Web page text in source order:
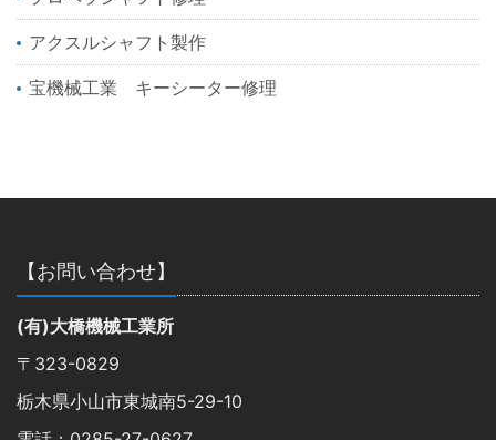
アクスルシャフト製作
宝機械工業 キーシーター修理
【お問い合わせ】
(有)大橋機械工業所
〒323-0829
栃木県小山市東城南5-29-10